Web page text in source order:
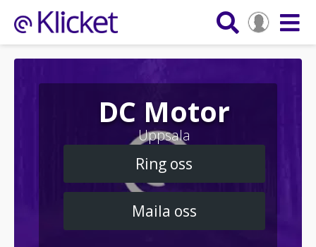
DC Motor
Uppsala
Ring oss
Maila oss